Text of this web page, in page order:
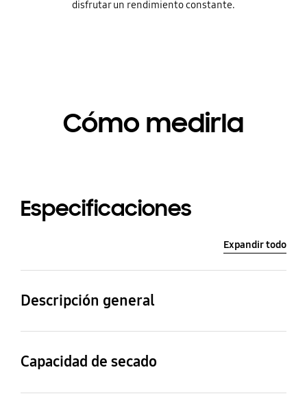
disfrutar un rendimiento constante.
Cómo medirla
Especificaciones
Expandir todo
Descripción general
24 kg
Capacidad de secado
Capacidad de secado